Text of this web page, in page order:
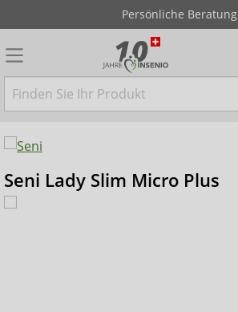
Persönliche Beratung
Seni Lady Slim Micro Plus